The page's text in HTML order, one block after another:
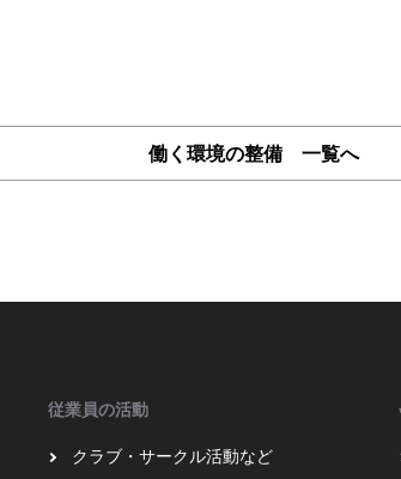
働く環境の整備 一覧へ
従業員の活動
クラブ・サークル活動など